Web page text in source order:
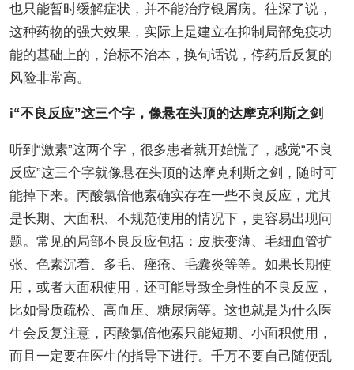
也只能暂时缓解症状，并不能治疗银屑病。往深了说，
这种药物的强大效果，实际上是建立在抑制局部免疫功
能的基础上的，治标不治本，换句话说，停药后反复的
风险非常高。
i“不良反应”这三个字，像悬在头顶的达摩克利斯之剑
听到“激素”这两个字，很多患者就开始慌了，感觉“不良
反应”这三个字就像悬在头顶的达摩克利斯之剑，随时可
能掉下来。丙酸氯倍他索确实存在一些不良反应，尤其
是长期、大面积、不规范使用的情况下，更容易出现问
题。常见的局部不良反应包括：皮肤变薄、毛细血管扩
张、色素沉着、多毛、痤疮、毛囊炎等等。如果长期使
用，或者大面积使用，还可能导致全身性的不良反应，
比如骨质疏松、高血压、糖尿病等。这也就是为什么医
生会反复注意，丙酸氯倍他索只能短期、小面积使用，
而且一定要在医生的指导下进行。千万不要自己随便乱